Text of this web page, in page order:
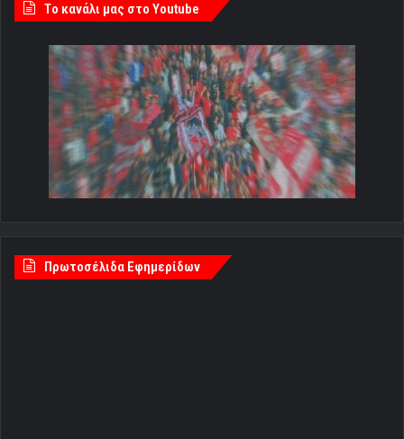
Tο κανάλι μας στο Youtube
Πρωτοσέλιδα Εφημερίδων